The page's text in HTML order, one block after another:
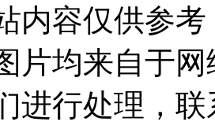
内容仅供参
片均来自于
进行处理，